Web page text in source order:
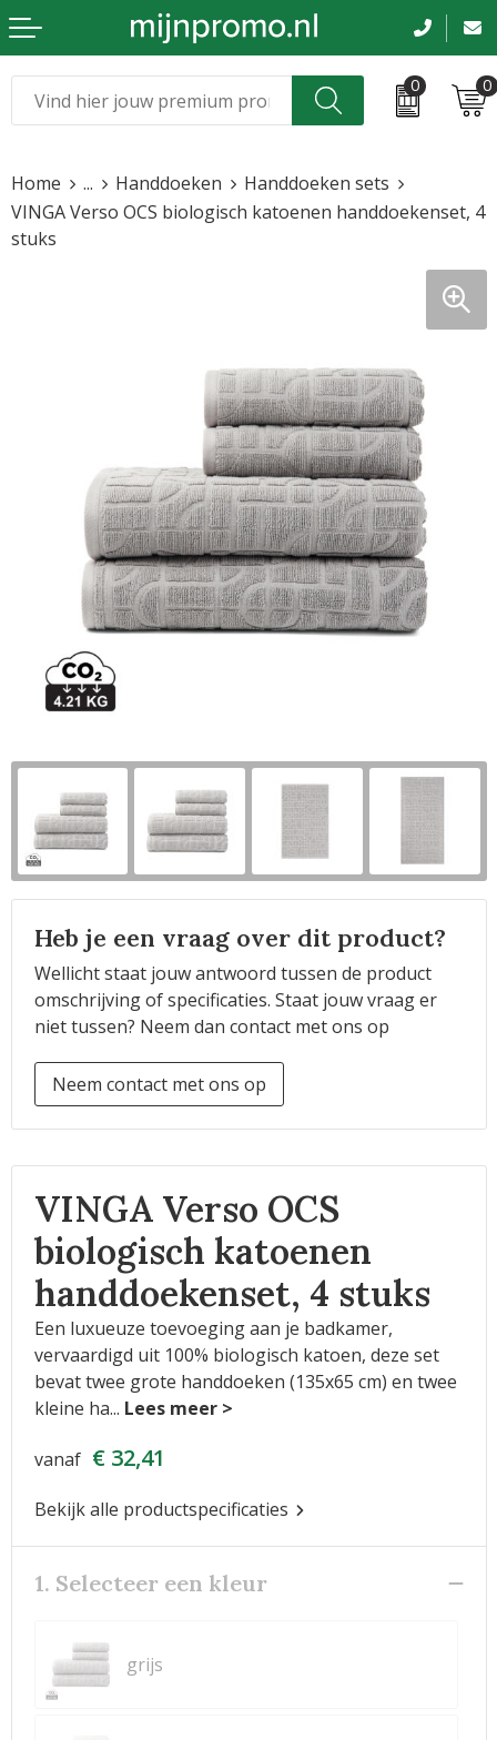
0 0
Kleding & caps
Beurs en evenementen
Bloemen en planten
Horeca
Sinterklaas
Voetbal, EK en WK
Home ... Handdoeken
Handdoeken sets
VINGA Verso OCS biologisch katoenen handdoekenset, 4
stuks
Heb je een vraag over dit product?
Wellicht staat jouw antwoord tussen de product
omschrijving of specificaties. Staat jouw vraag er
niet tussen? Neem dan contact met ons op
Neem contact met ons op
VINGA Verso OCS
biologisch katoenen
handdoekenset, 4 stuks
Een luxueuze toevoeging aan je badkamer,
vervaardigd uit 100% biologisch katoen, deze set
bevat twee grote handdoeken (135x65 cm) en twee
kleine ha...
vanaf € 32,41
Bekijk alle productspecificaties
1. Selecteer een kleur
grijs